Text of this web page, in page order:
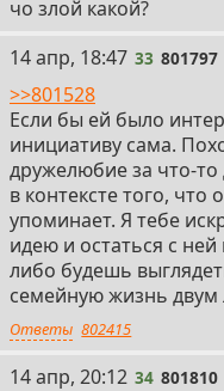
чо злой какой?
33
14 апр, 18:47 33 801797
>>801528
Если бы ей было
инициативу сама.
дружелюбие за что-
в контексте того,
упоминает. Я тебе
идею и остаться с
либо будешь
семейную жизнь
Ответы 802415
34
14 апр, 20:12 34 801810